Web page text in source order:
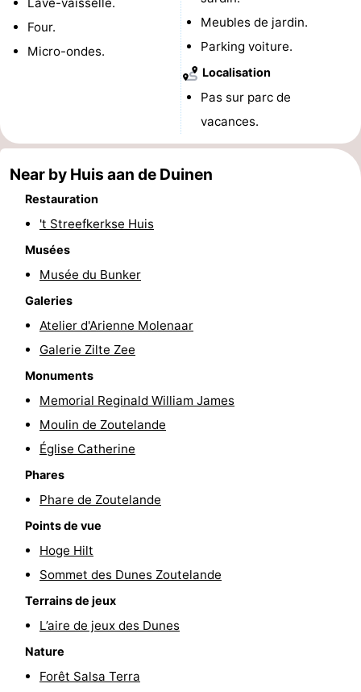
Terrains
-
manger
Conduite
l'anneau
Pratiques
Forum
Route
Stationnement
Adresses
Zeeland
Schouwen-
Duiveland
Renesse
Brouwershaven
Bruinisse
Zierikzee
Nature
Four.
Micro-ondes.
Meubles de jardin.
Parking voiture.
Localisation
Pas sur parc de
vacances.
Near by Huis aan de Duinen
Restauration
't Streefkerkse Huis
Musées
Musée du Bunker
Galeries
Atelier d'Arienne Molenaar
Galerie Zilte Zee
Monuments
Memorial Reginald William James
Moulin de Zoutelande
Église Catherine
Phares
Phare de Zoutelande
Points de vue
Hoge Hilt
Sommet des Dunes Zoutelande
Terrains de jeux
L’aire de jeux des Dunes
Nature
Forêt Salsa Terra